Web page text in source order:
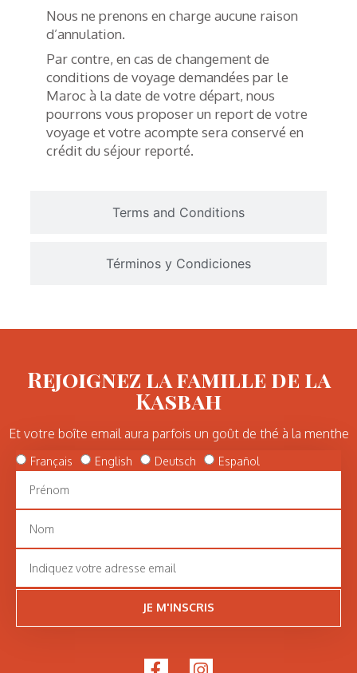
Terms and Conditions
Términos y Condiciones
Nous ne prenons en charge aucune raison
d’annulation.
Par contre, en cas de changement de
conditions de voyage demandées par le
Maroc à la date de votre départ, nous
pourrons vous proposer un report de votre
voyage et votre acompte sera conservé en
crédit du séjour reporté.
Rejoignez la famille de la
Kasbah
Et votre boîte email aura parfois un goût de thé à la menthe
Français English Deutsch Español
JE M'INSCRIS